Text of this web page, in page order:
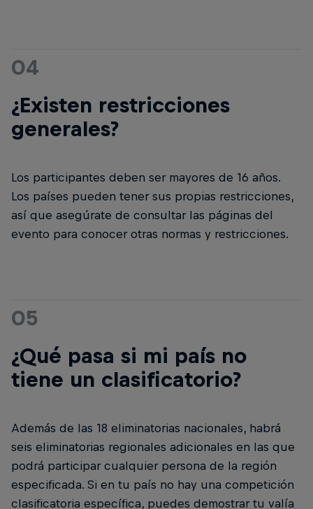
04
¿Existen restricciones
generales?
Los participantes deben ser mayores de 16 años.
Los países pueden tener sus propias restricciones,
así que asegúrate de consultar las páginas del
evento para conocer otras normas y restricciones.
05
¿Qué pasa si mi país no
tiene un clasificatorio?
Además de las 18 eliminatorias nacionales, habrá
seis eliminatorias regionales adicionales en las que
podrá participar cualquier persona de la región
especificada. Si en tu país no hay una competición
clasificatoria específica, puedes demostrar tu valía